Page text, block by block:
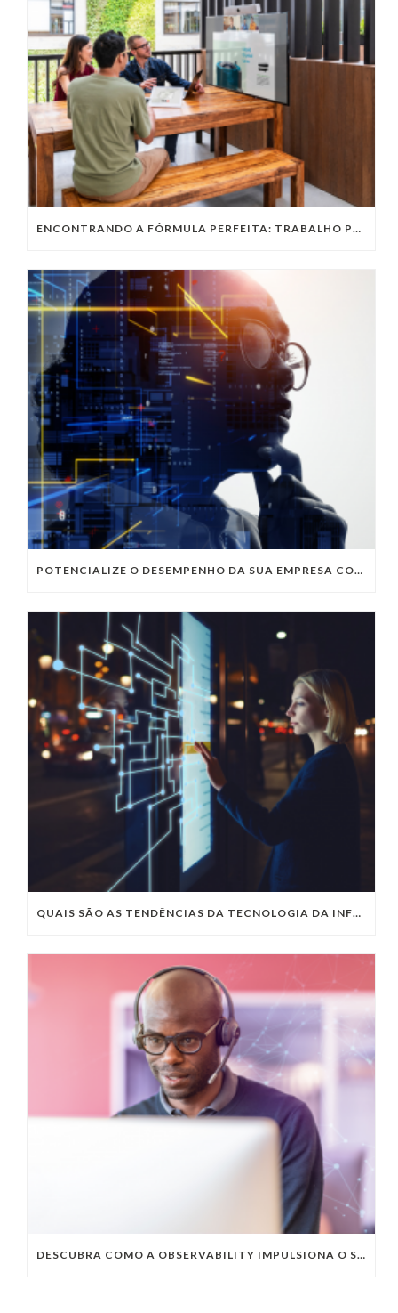
ENCONTRANDO A FÓRMULA PERFEITA: TRABALHO PRESENCIAL, HOME OFFICE OU TRABALHO HÍBRIDO?
POTENCIALIZE O DESEMPENHO DA SUA EMPRESA COM OS SERVIÇOS DE TI DA VIVO VITA
QUAIS SÃO AS TENDÊNCIAS DA TECNOLOGIA DA INFORMAÇÃO PARA 2023?
DESCUBRA COMO A OBSERVABILITY IMPULSIONA O SUCESSO DO SEU NEGÓCIO